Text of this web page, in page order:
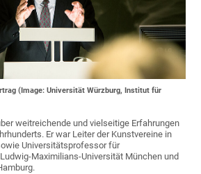
(Image: Universität Würzburg, Institut für
weitreichende und vielseitige Erfahrungen
Er war Leiter der Kunstvereine in
Universitätsprofessor für
Maximilians-Universität München und